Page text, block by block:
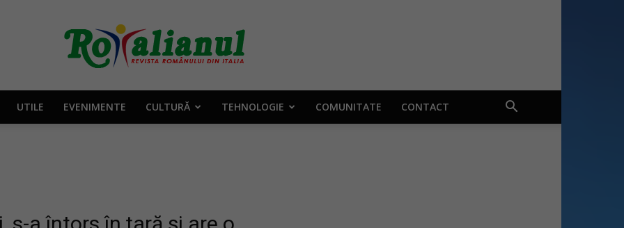
Rotalianul
UTILE EVENIMENTE CULTURĂ TEHNOLOGIE COMUNITATE CONTACT